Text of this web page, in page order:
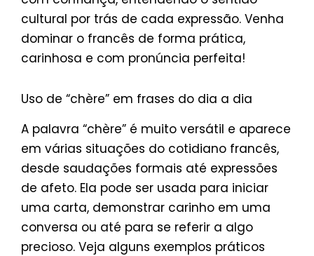
cultural por trás de cada expressão. Venha
dominar o francês de forma prática,
carinhosa e com pronúncia perfeita!
Uso de “chère” em frases do dia a dia
A palavra “chère” é muito versátil e aparece
em várias situações do cotidiano francês,
desde saudações formais até expressões
de afeto. Ela pode ser usada para iniciar
uma carta, demonstrar carinho em uma
conversa ou até para se referir a algo
precioso. Veja alguns exemplos práticos